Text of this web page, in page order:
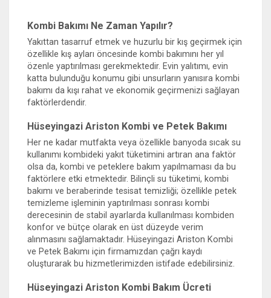
Kombi Bakımı Ne Zaman Yapılır?
Yakıttan tasarruf etmek ve huzurlu bir kış geçirmek için
özellikle kış ayları öncesinde kombi bakımını her yıl
özenle yaptırılması gerekmektedir. Evin yalıtımı, evin
katta bulunduğu konumu gibi unsurların yanısıra kombi
bakımı da kışı rahat ve ekonomik geçirmenizi sağlayan
faktörlerdendir.
Hüseyingazi Ariston Kombi ve Petek Bakımı
Her ne kadar mutfakta veya özellikle banyoda sıcak su
kullanımı kombideki yakıt tüketimini artıran ana faktör
olsa da, kombi ve peteklere bakım yapılmaması da bu
faktörlere etki etmektedir. Bilinçli su tüketimi, kombi
bakımı ve beraberinde tesisat temizliği; özellikle petek
temizleme işleminin yaptırılması sonrası kombi
derecesinin de stabil ayarlarda kullanılması kombiden
konfor ve bütçe olarak en üst düzeyde verim
alınmasını sağlamaktadır. Hüseyingazi Ariston Kombi
ve Petek Bakımı için firmamızdan çağrı kaydı
oluşturarak bu hizmetlerimizden istifade edebilirsiniz.
Hüseyingazi Ariston Kombi Bakım Ücreti